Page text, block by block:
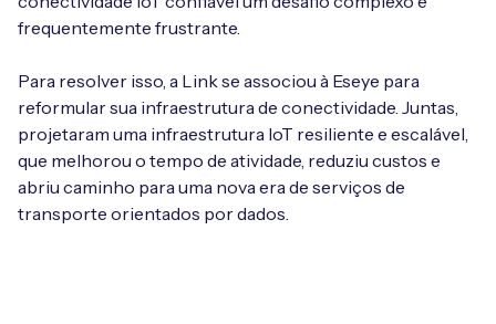
frequentemente frustrante.
Para resolver isso, a Link se associou à Eseye para
reformular sua infraestrutura de conectividade. Juntas,
projetaram uma infraestrutura IoT resiliente e escalável,
que melhorou o tempo de atividade, reduziu custos e
abriu caminho para uma nova era de serviços de
transporte orientados por dados.